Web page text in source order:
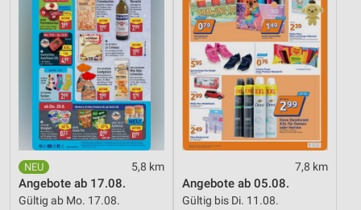
5,8 km
Angebote ab 17.08.
Gültig ab Mo. 17.08.
7,8 km
Angebote ab 05.08.
Gültig bis Di. 11.08.